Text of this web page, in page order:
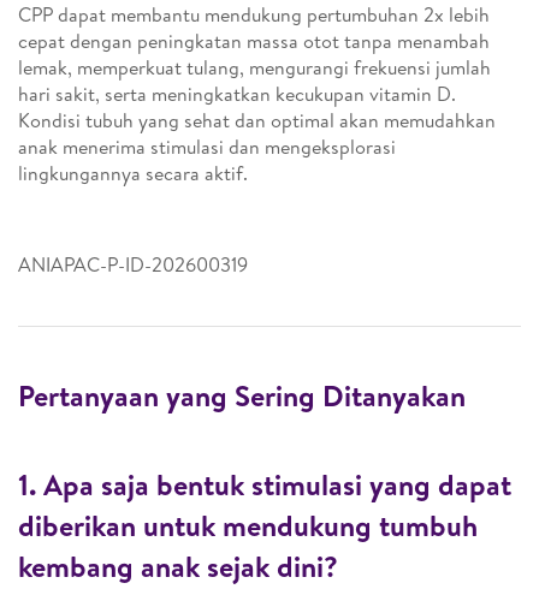
CPP dapat membantu mendukung pertumbuhan 2x lebih
cepat dengan peningkatan massa otot tanpa menambah
lemak, memperkuat tulang, mengurangi frekuensi jumlah
hari sakit, serta meningkatkan kecukupan vitamin D.
Kondisi tubuh yang sehat dan optimal akan memudahkan
anak menerima stimulasi dan mengeksplorasi
lingkungannya secara aktif.
ANIAPAC-P-ID-202600319
Pertanyaan yang Sering Ditanyakan
1. Apa saja bentuk stimulasi yang dapat
diberikan untuk mendukung tumbuh
kembang anak sejak dini?